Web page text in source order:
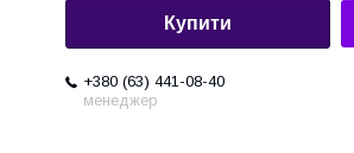
Купити
+380 (63) 441-08-40
менеджер